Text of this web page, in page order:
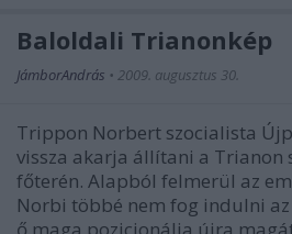
Baloldali Trianonkép
JámborAndrás • 2009. augusztus 30.
Trippon Norbert szocialista
vissza akarja állítani a Trianon
főterén. Alapból felmerül az
Norbi többé nem fog indulni az
ő maga pozicionálja újra